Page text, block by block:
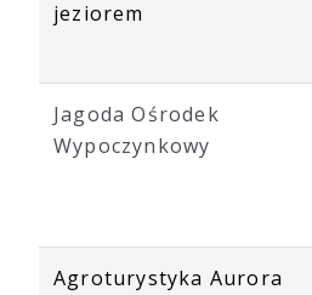
jeziorem
Jagoda Ośrodek
Wypoczynkowy
Agroturystyka Aurora